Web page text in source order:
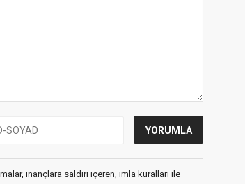
inançlara saldırı içeren, imla kuralları ile